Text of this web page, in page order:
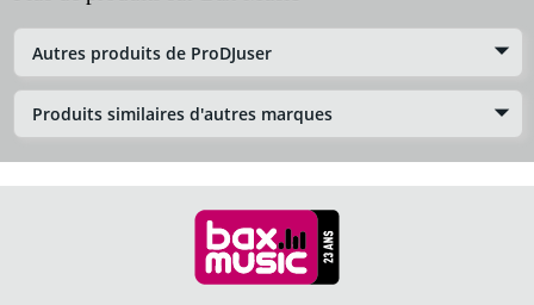
Autres produits de ProDJuser
Produits similaires d'autres marques